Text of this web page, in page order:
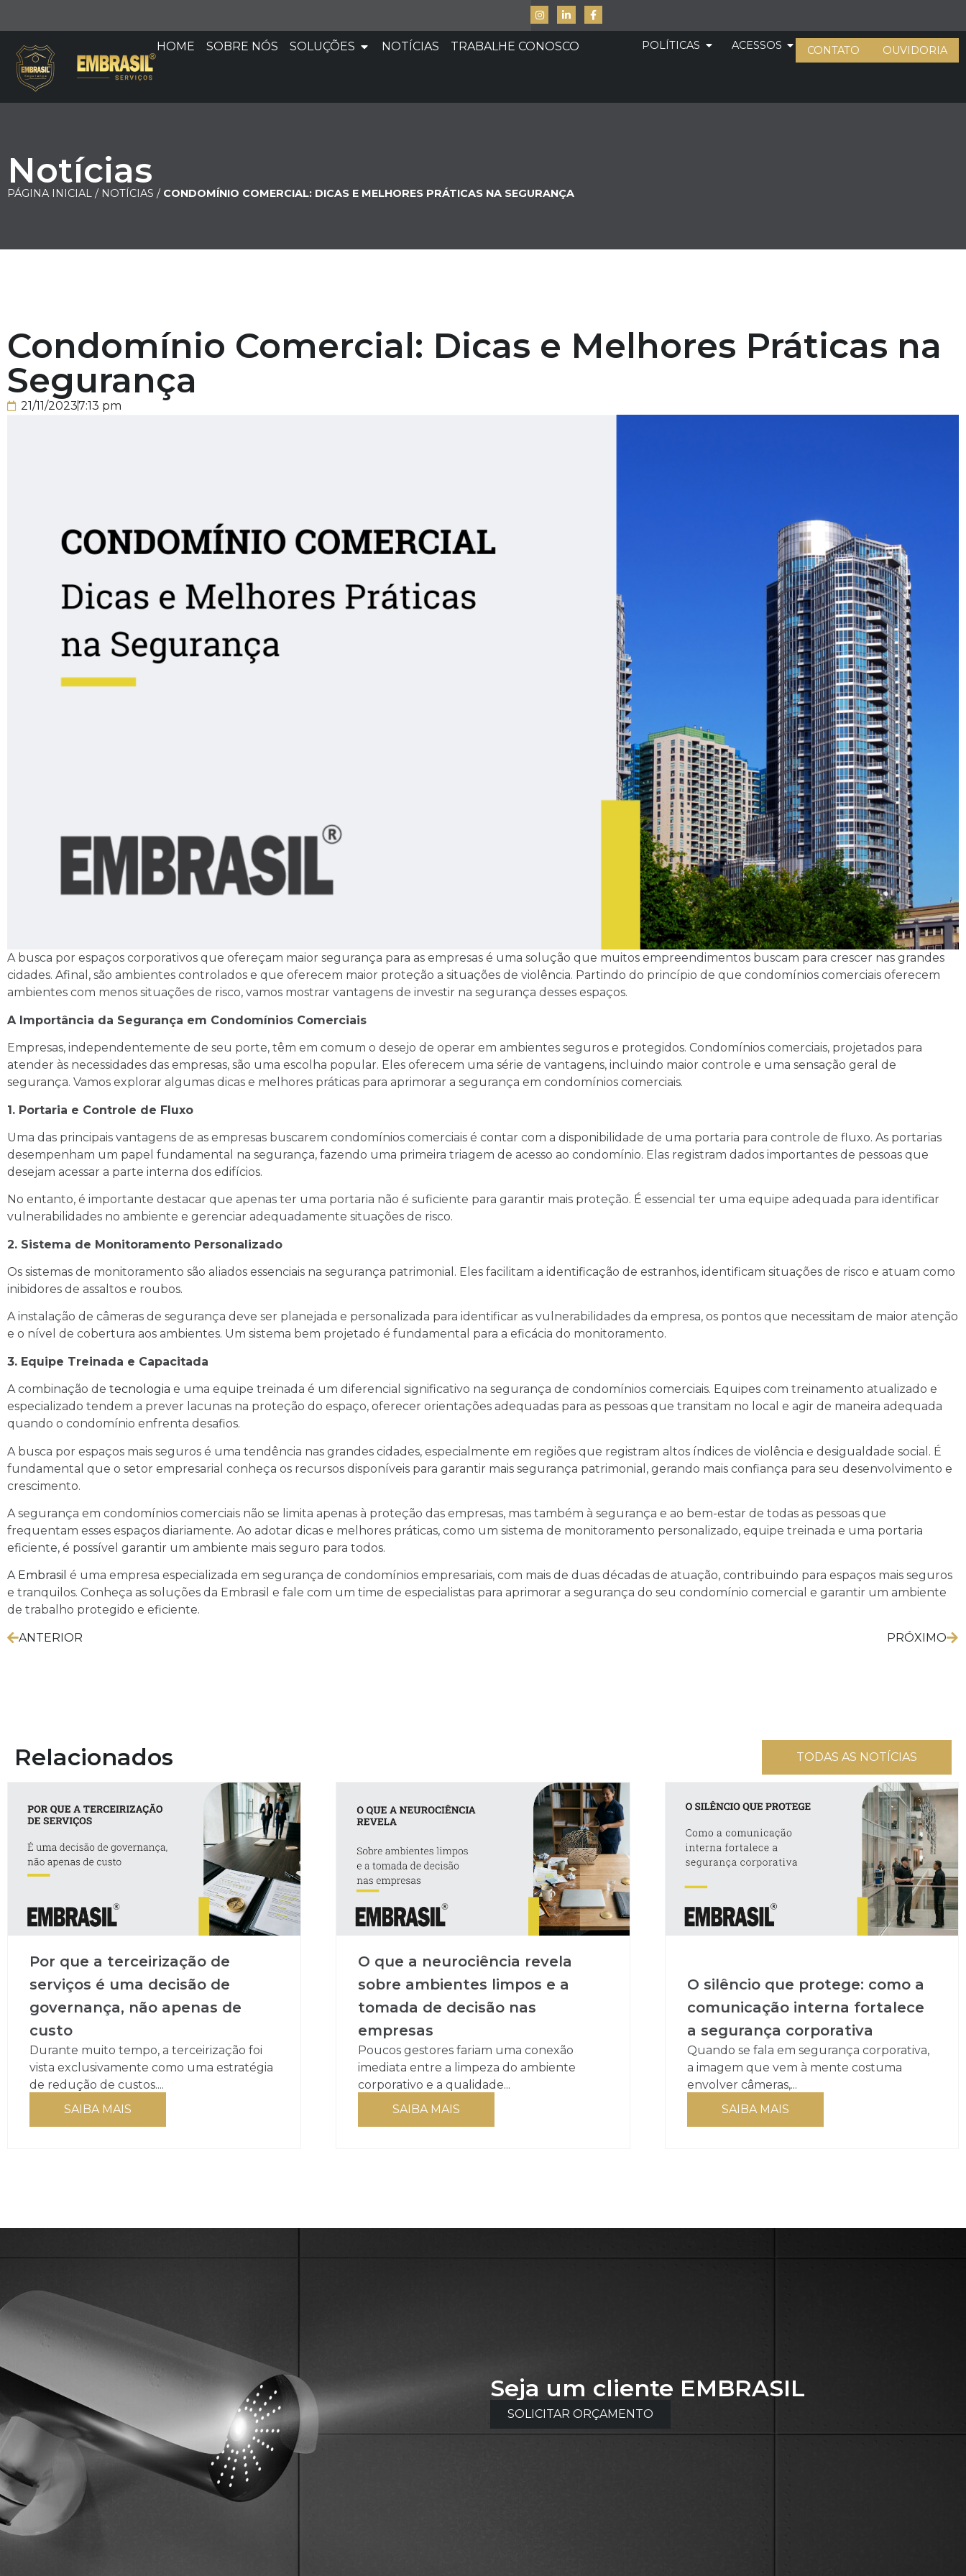
HOME SOBRE NÓS SOLUÇÕES NOTÍCIAS TRABALHE CONOSCO POLÍTICAS ACESSOS CONTATO OUVIDORIA
Notícias
PÁGINA INICIAL / NOTÍCIAS / CONDOMÍNIO COMERCIAL: DICAS E MELHORES PRÁTICAS NA SEGURANÇA
Condomínio Comercial: Dicas e Melhores Práticas na
Segurança
21/11/20237:13 pm
A busca por espaços corporativos que ofereçam maior segurança para as empresas é uma solução que muitos empreendimentos buscam para crescer nas grandes
cidades. Afinal, são ambientes controlados e que oferecem maior proteção a situações de violência. Partindo do princípio de que condomínios comerciais oferecem
ambientes com menos situações de risco, vamos mostrar vantagens de investir na segurança desses espaços.
A Importância da Segurança em Condomínios Comerciais
Empresas, independentemente de seu porte, têm em comum o desejo de operar em ambientes seguros e protegidos. Condomínios comerciais, projetados para
atender às necessidades das empresas, são uma escolha popular. Eles oferecem uma série de vantagens, incluindo maior controle e uma sensação geral de
segurança. Vamos explorar algumas dicas e melhores práticas para aprimorar a segurança em condomínios comerciais.
1. Portaria e Controle de Fluxo
Uma das principais vantagens de as empresas buscarem condomínios comerciais é contar com a disponibilidade de uma portaria para controle de fluxo. As portarias
desempenham um papel fundamental na segurança, fazendo uma primeira triagem de acesso ao condomínio. Elas registram dados importantes de pessoas que
desejam acessar a parte interna dos edifícios.
No entanto, é importante destacar que apenas ter uma portaria não é suficiente para garantir mais proteção. É essencial ter uma equipe adequada para identificar
vulnerabilidades no ambiente e gerenciar adequadamente situações de risco.
2. Sistema de Monitoramento Personalizado
Os sistemas de monitoramento são aliados essenciais na segurança patrimonial. Eles facilitam a identificação de estranhos, identificam situações de risco e atuam como
inibidores de assaltos e roubos.
A instalação de câmeras de segurança deve ser planejada e personalizada para identificar as vulnerabilidades da empresa, os pontos que necessitam de maior atenção
e o nível de cobertura aos ambientes. Um sistema bem projetado é fundamental para a eficácia do monitoramento.
3. Equipe Treinada e Capacitada
A combinação de tecnologia e uma equipe treinada é um diferencial significativo na segurança de condomínios comerciais. Equipes com treinamento atualizado e
especializado tendem a prever lacunas na proteção do espaço, oferecer orientações adequadas para as pessoas que transitam no local e agir de maneira adequada
quando o condomínio enfrenta desafios.
A busca por espaços mais seguros é uma tendência nas grandes cidades, especialmente em regiões que registram altos índices de violência e desigualdade social. É
fundamental que o setor empresarial conheça os recursos disponíveis para garantir mais segurança patrimonial, gerando mais confiança para seu desenvolvimento e
crescimento.
A segurança em condomínios comerciais não se limita apenas à proteção das empresas, mas também à segurança e ao bem-estar de todas as pessoas que
frequentam esses espaços diariamente. Ao adotar dicas e melhores práticas, como um sistema de monitoramento personalizado, equipe treinada e uma portaria
eficiente, é possível garantir um ambiente mais seguro para todos.
A Embrasil é uma empresa especializada em segurança de condomínios empresariais, com mais de duas décadas de atuação, contribuindo para espaços mais seguros
e tranquilos. Conheça as soluções da Embrasil e fale com um time de especialistas para aprimorar a segurança do seu condomínio comercial e garantir um ambiente
de trabalho protegido e eficiente.
ANTERIOR PRÓXIMO
Relacionados TODAS AS NOTÍCIAS
Por que a terceirização de
serviços é uma decisão de
governança, não apenas de
custo
Durante muito tempo, a terceirização foi
vista exclusivamente como uma estratégia
de redução de custos....
SAIBA MAIS
O que a neurociência revela
sobre ambientes limpos e a
tomada de decisão nas
empresas
Poucos gestores fariam uma conexão
imediata entre a limpeza do ambiente
corporativo e a qualidade...
SAIBA MAIS
O silêncio que protege: como a
comunicação interna fortalece
a segurança corporativa
Quando se fala em segurança corporativa,
a imagem que vem à mente costuma
envolver câmeras,...
SAIBA MAIS
Seja um cliente EMBRASIL
SOLICITAR ORÇAMENTO